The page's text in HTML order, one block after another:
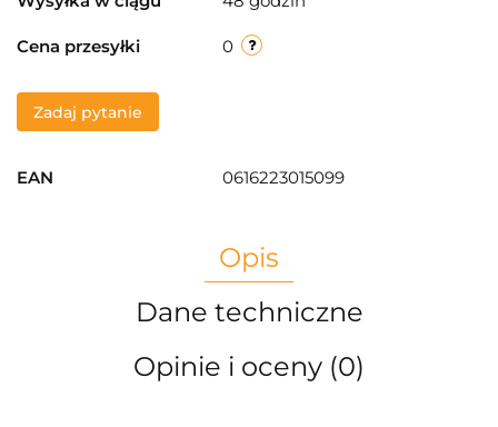
Cena przesyłki 0
Zadaj pytanie
EAN 0616223015099
Opis
Dane techniczne
Opinie i oceny (0)